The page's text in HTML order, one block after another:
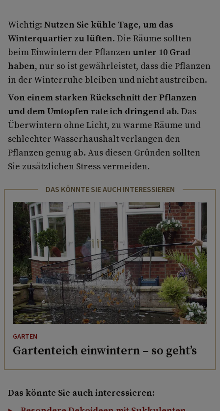
Wichtig: Nutzen Sie kühle Tage, um das
Winterquartier zu lüften. Die Räume sollten
beim Einwintern der Pflanzen unter 10 Grad
haben, nur so ist gewährleistet, dass die Pflanzen
in der Winterruhe bleiben und nicht austreiben.
Von einem starken Rückschnitt der Pflanzen
und dem Umtopfen rate ich dringend ab. Das
Überwintern ohne Licht, zu warme Räume und
schlechter Wasserhaushalt verlangen den
Pflanzen genug ab. Aus diesen Gründen sollten
Sie zusätzlichen Stress vermeiden.
DAS KÖNNTE SIE AUCH INTERESSIEREN
GARTEN
Gartenteich einwintern – so geht’s
Das könnte Sie auch interessieren: